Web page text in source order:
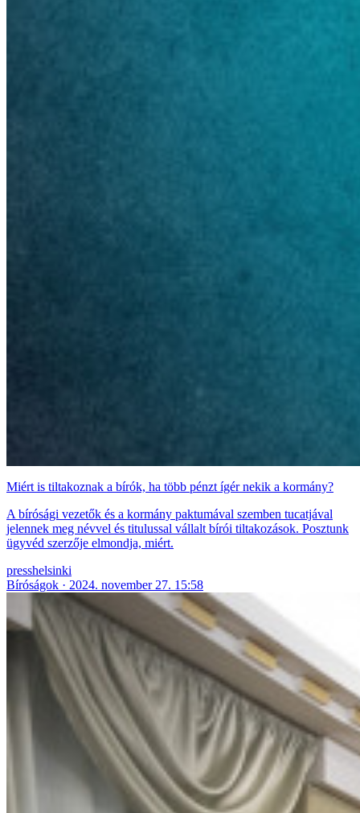
Miért is tiltakoznak a bírók, ha több pénzt ígér nekik a kormány?
A bírósági vezetők és a kormány paktumával szemben tucatjával
jelennek meg névvel és titulussal vállalt bírói tiltakozások. Posztunk
ügyvéd szerzője elmondja, miért.
presshelsinki
Bíróságok
2024. november 27. 15:58